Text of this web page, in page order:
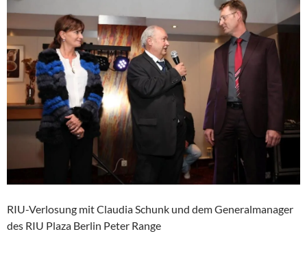
RIU-Verlosung mit Claudia Schunk und dem Generalmanager
des RIU Plaza Berlin Peter Range